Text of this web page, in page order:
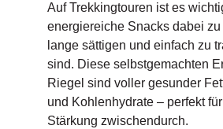
Auf Trekkingtouren ist es
energiereiche Snacks dabei
lange sättigen und einfach zu
sind. Diese selbstgemachten
Riegel sind voller gesunder
und Kohlenhydrate – perfekt
Stärkung zwischendurch.